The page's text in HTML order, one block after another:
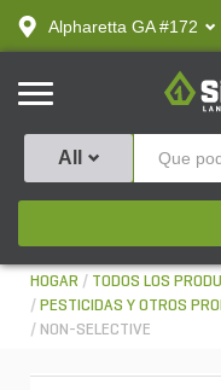
text.skipToContent
text.skipToNavigation
Alpharetta GA #172
SiteOne
All
HOGAR TODOS LOS
PESTICIDAS Y OTROS
NON-SELECTIVE